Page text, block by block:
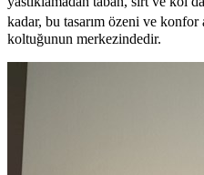
kadar, bu tasarım özeni ve konfor
koltuğunun merkezindedir.